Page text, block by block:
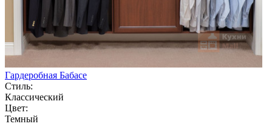
Гардеробная Бабасе
Стиль:
Классический
Цвет:
Темный